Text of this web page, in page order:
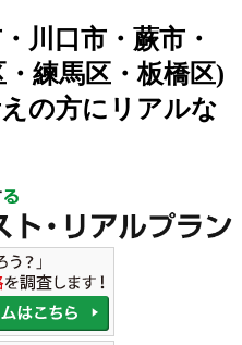
川口市・蕨市・
練馬区・板橋区)
の方にリアルな